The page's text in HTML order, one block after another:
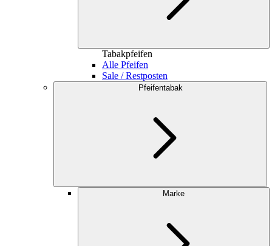
Tabakpfeifen
Alle Pfeifen
Sale / Restposten
Pfeifentabak
Marke